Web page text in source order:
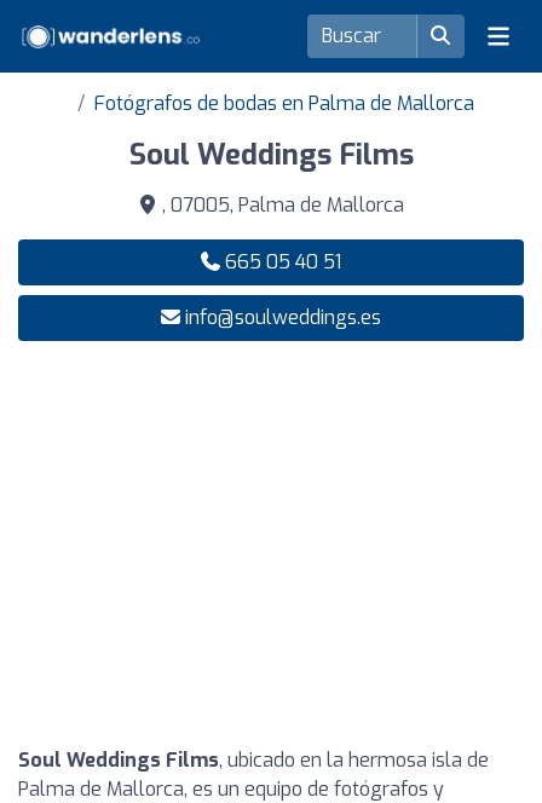
Fotógrafos de bodas en Palma de Mallorca
Soul Weddings Films
, 07005, Palma de Mallorca
665 05 40 51
info@soulweddings.es
Soul Weddings Films, ubicado en la hermosa isla de
Palma de Mallorca, es un equipo de fotógrafos y